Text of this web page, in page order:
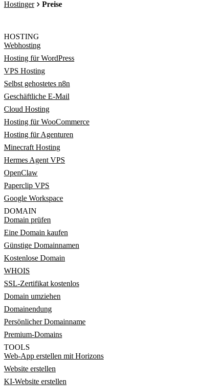
Hostinger Preise
HOSTING
Webhosting
Hosting für WordPress
VPS Hosting
Selbst gehostetes n8n
Geschäftliche E-Mail
Cloud Hosting
Hosting für WooCommerce
Hosting für Agenturen
Minecraft Hosting
Hermes Agent VPS
OpenClaw
Paperclip VPS
Google Workspace
DOMAIN
Domain prüfen
Eine Domain kaufen
Günstige Domainnamen
Kostenlose Domain
WHOIS
SSL-Zertifikat kostenlos
Domain umziehen
Domainendung
Persönlicher Domainname
Premium-Domains
TOOLS
Web-App erstellen mit Horizons
Website erstellen
KI-Website erstellen